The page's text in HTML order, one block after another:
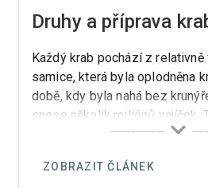
Druhy a příprava
Každý krab pochází z
samice, která byla oplodněna
době, kdy byla nahá bez
snese několik miliónů vajíček.
oranžovou hmotu, která je
každé vajíčko stane volně
ZOBRAZIT ČLÁNEK